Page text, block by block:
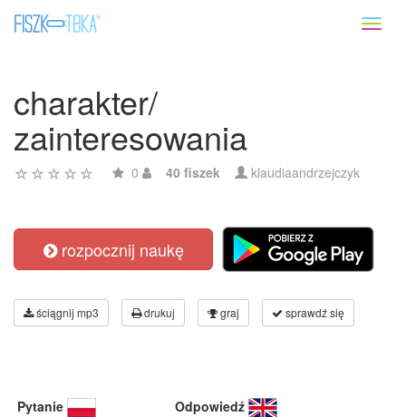
charakter/
zainteresowania
0 40 fiszek klaudiaandrzejczyk
rozpocznij naukę
ściągnij mp3 drukuj graj sprawdź się
Pytanie Odpowiedź